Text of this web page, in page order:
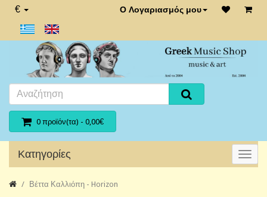
€ Ο Λογαριασμός μου
0 προϊόν(τα) - 0,00€
Κατηγορίες
Βέττα Καλλιόπη - Horizon